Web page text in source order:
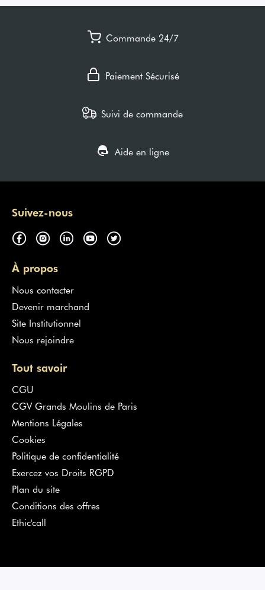
Commande 24/7
Paiement Sécurisé
Suivi de commande
Aide en ligne
Suivez-nous
À propos
Nous contacter
Devenir marchand
Site Institutionnel
Nous rejoindre
Tout savoir
CGU
CGV Grands Moulins de Paris
Mentions Légales
Cookies
Politique de confidentialité
Exercez vos Droits RGPD
Plan du site
Conditions des offres
Ethic'call